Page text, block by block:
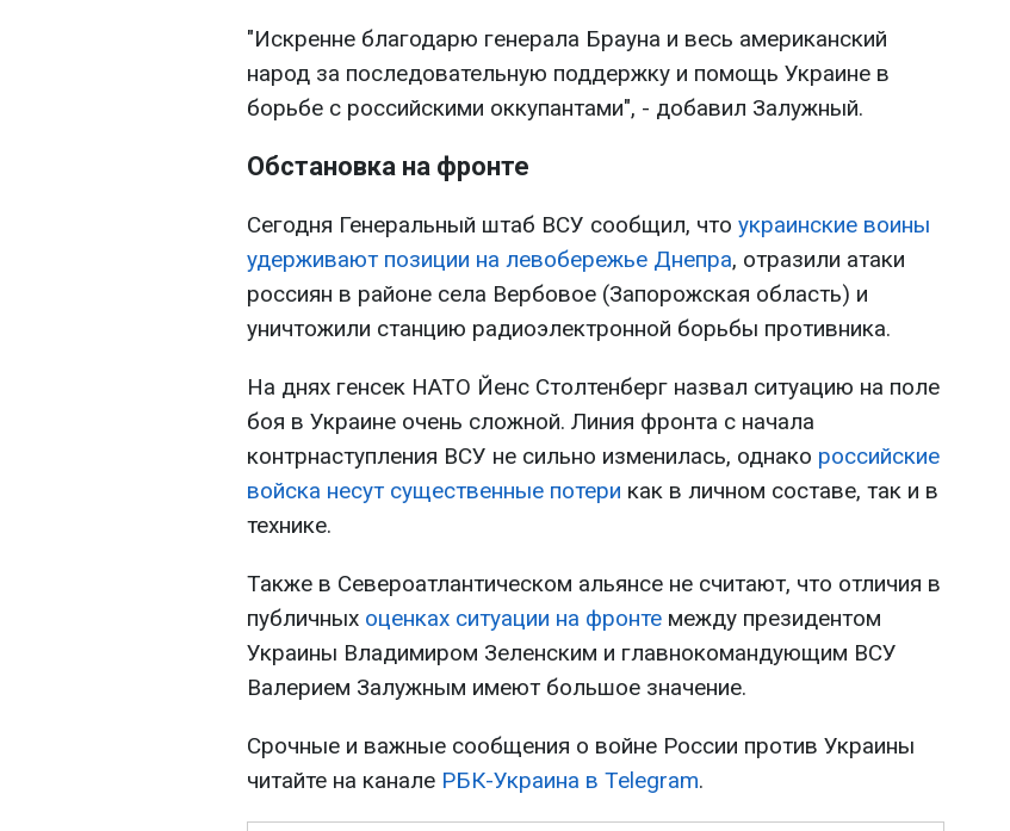
"Искренне благодарю генерала Брауна и весь американский
народ за последовательную поддержку и помощь Украине в
борьбе с российскими оккупантами", - добавил Залужный.
Обстановка на фронте
Сегодня Генеральный штаб ВСУ сообщил, что украинские воины
удерживают позиции на левобережье Днепра, отразили атаки
россиян в районе села Вербовое (Запорожская область) и
уничтожили станцию радиоэлектронной борьбы противника.
На днях генсек НАТО Йенс Столтенберг назвал ситуацию на поле
боя в Украине очень сложной. Линия фронта с начала
контрнаступления ВСУ не сильно изменилась, однако российские
войска несут существенные потери как в личном составе, так и в
технике.
Также в Североатлантическом альянсе не считают, что отличия в
публичных оценках ситуации на фронте между президентом
Украины Владимиром Зеленским и главнокомандующим ВСУ
Валерием Залужным имеют большое значение.
Срочные и важные сообщения о войне России против Украины
читайте на канале РБК-Украина в Telegram.